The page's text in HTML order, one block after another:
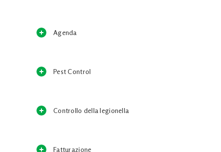
Agenda
Pest Control
Controllo della legionella
Fatturazione